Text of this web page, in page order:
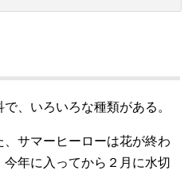
、いろいろな種類がある。
サマーヒーローは花が終わ
年に入ってから２月に水切